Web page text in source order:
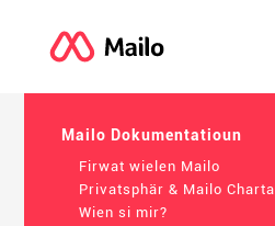
Mailo Dokumentatioun
Firwat wielen Mailo
Privatsphär & Mailo Charta
Wien si mir?